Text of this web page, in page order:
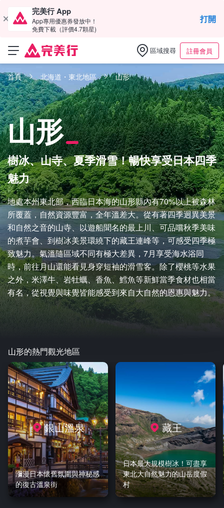
完美行 App
App專用優惠券發放中！
免費下載（評價4.7顆星)
打開
區域搜尋 註冊會員
首頁 北海道・東北地區 山形
山形
樹冰、山寺、夏季滑雪！暢快享受日本四季
魅力
地處本州東北部，西臨日本海的山形縣內有70%以上被森林
所覆蓋，自然資源豐富，全年溫差大。從有著四季迥異美景
和自然之音的山寺、以遊船聞名的最上川、可品嚐秋季美味
的煮芋會、到樹冰美景環繞下的藏王連峰等，可感受四季極
致魅力。氣溫隨區域不同有極大差異，7月享受海水浴同
時，前往月山還能看見身穿短袖的滑雪客。除了櫻桃等水果
之外，米澤牛、岩牡蠣、香魚、鱈魚等新鮮當季食材也相當
有名，從視覺與味覺皆能感受到來自大自然的恩惠與魅力。
山形的熱門觀光地區
銀山溫泉
瀰漫日本懷舊氛圍與神秘感
的復古溫泉街
藏王
日本最大規模樹冰！可盡享
東北大自然魅力的山岳度假
村